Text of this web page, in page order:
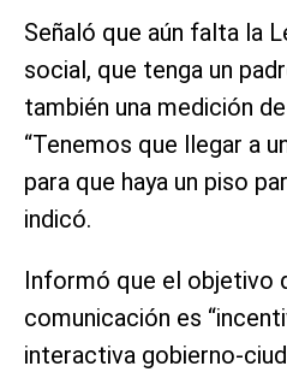
Señaló que aún falta la
social, que tenga un
también una medición
“Tenemos que llegar a
para que haya un piso
indicó.
Informó que el objetivo
comunicación es
interactiva gobierno-